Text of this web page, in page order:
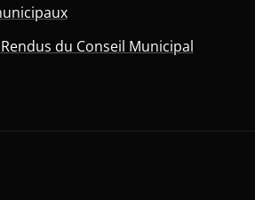
du Conseil Municipal